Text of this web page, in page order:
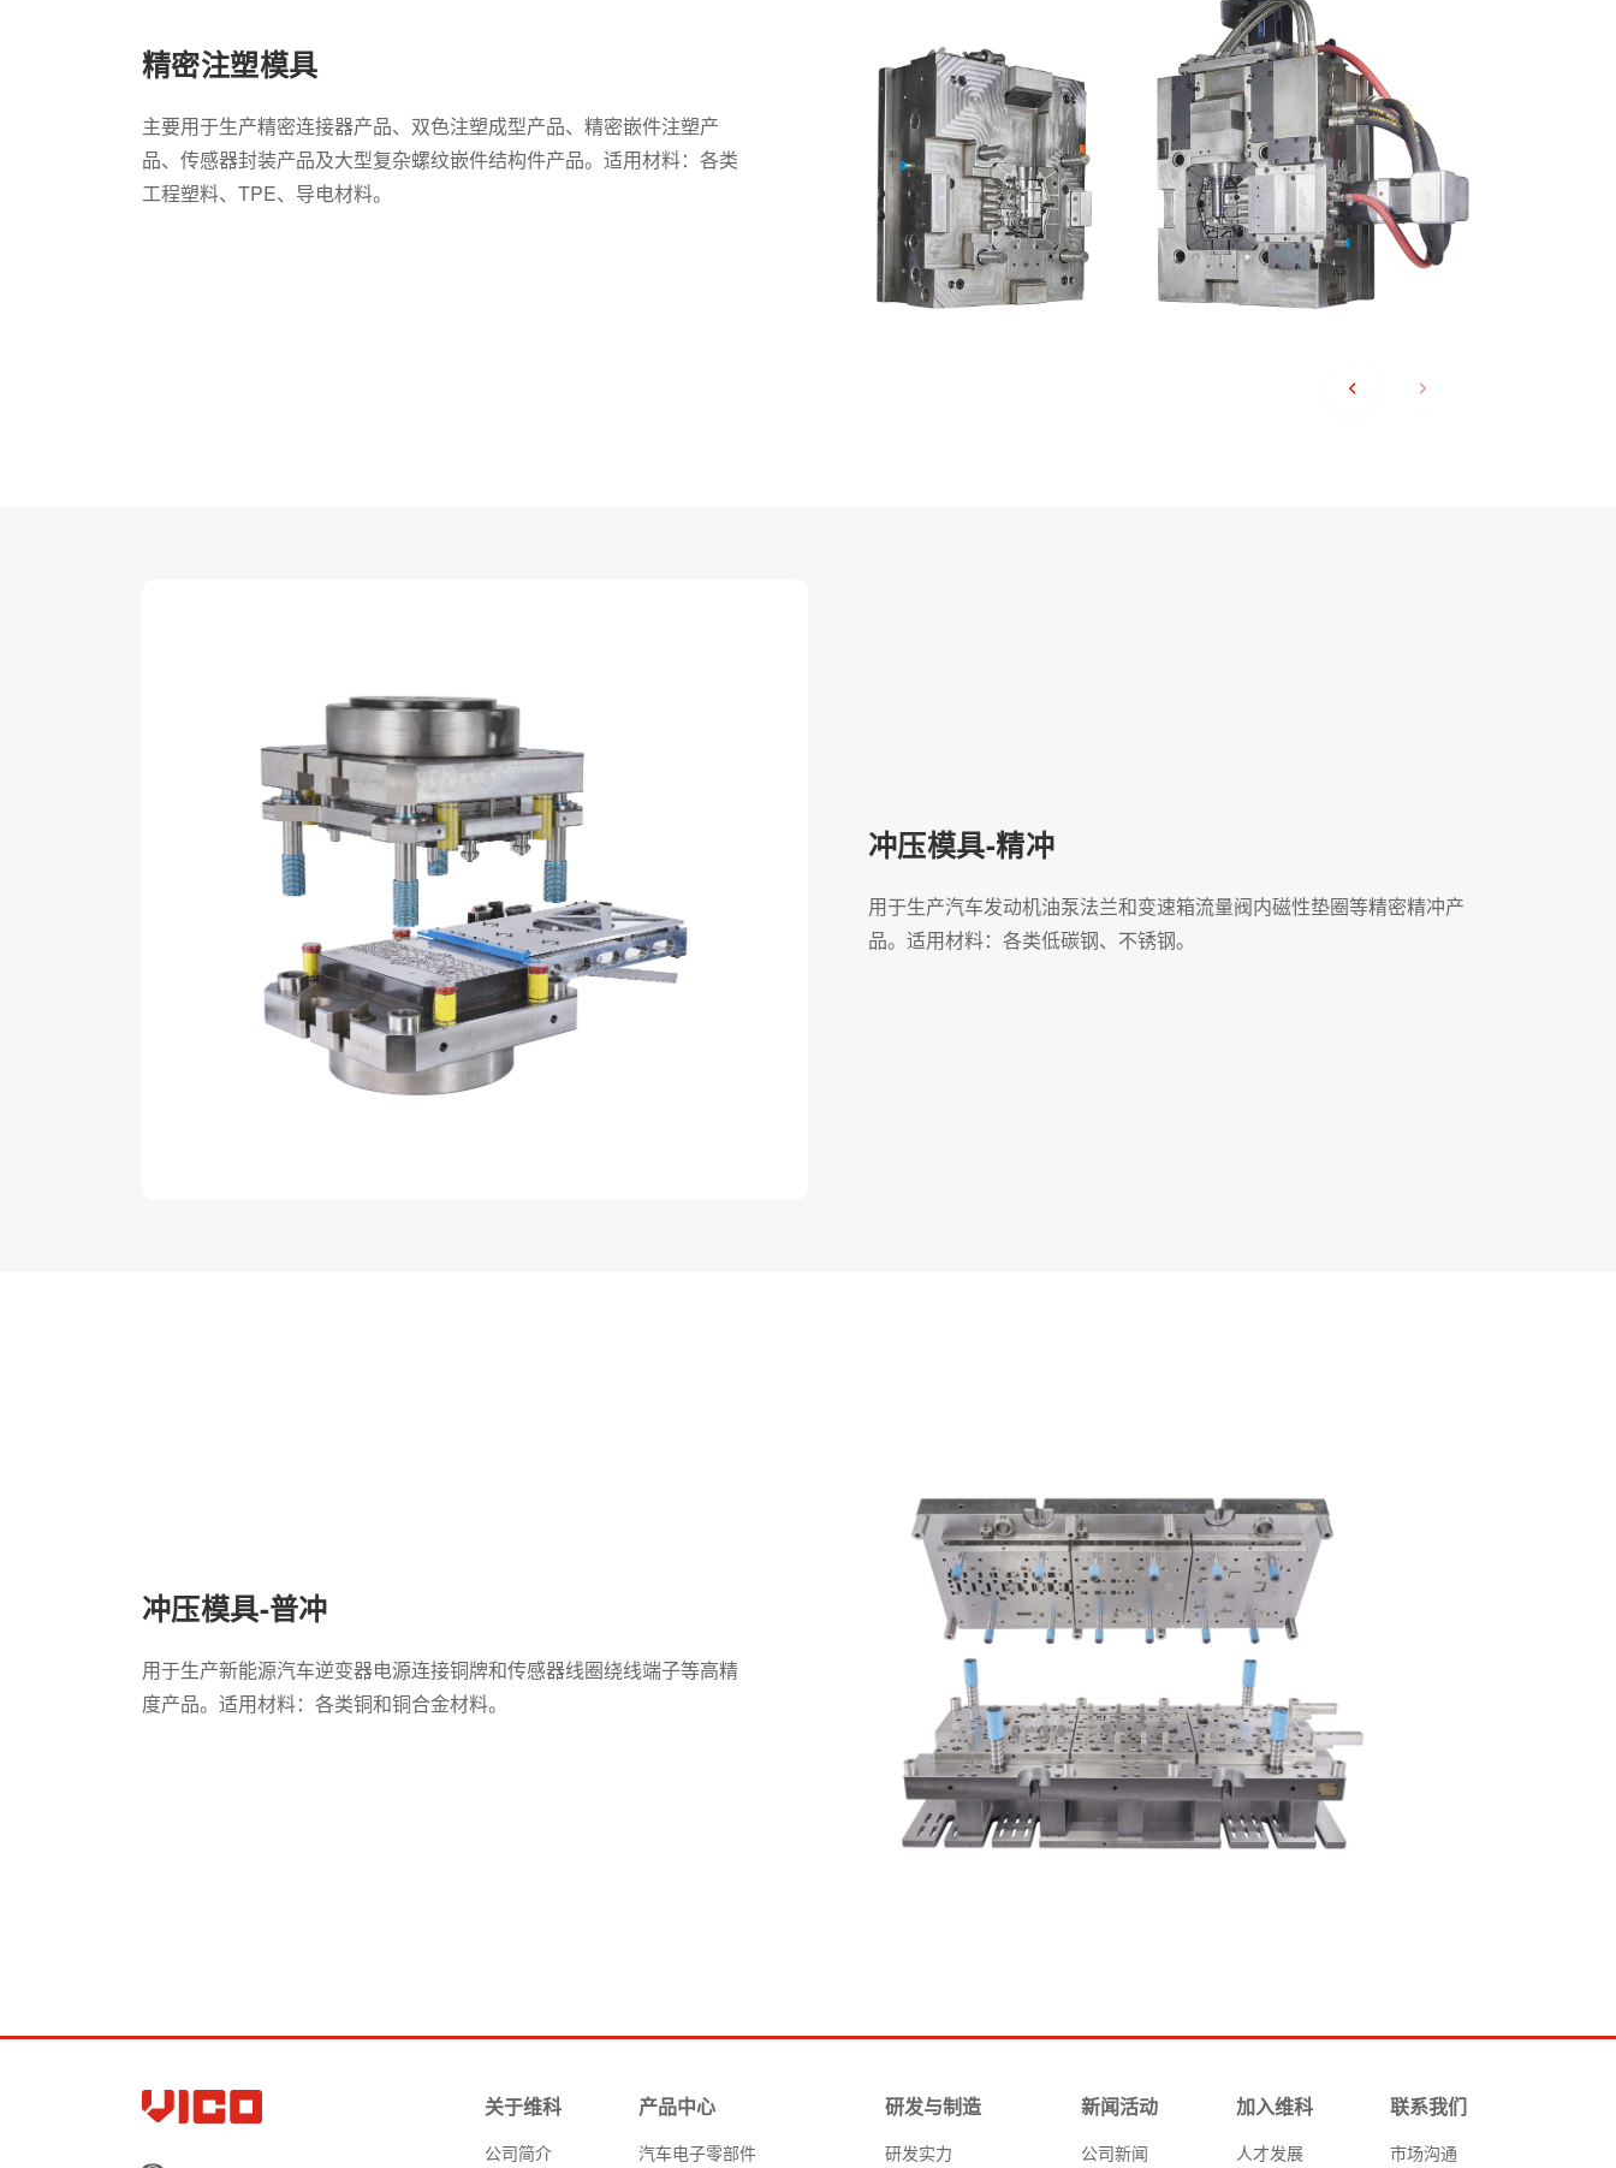
精密注塑模具
主要用于生产精密连接器产品、双色注塑成型产品、精密嵌件注塑产
品、传感器封装产品及大型复杂螺纹嵌件结构件产品。适用材料：各类
工程塑料、TPE、导电材料。
冲压模具-精冲
用于生产汽车发动机油泵法兰和变速箱流量阀内磁性垫圈等精密精冲产
品。适用材料：各类低碳钢、不锈钢。
冲压模具-普冲
用于生产新能源汽车逆变器电源连接铜牌和传感器线圈绕线端子等高精
度产品。适用材料：各类铜和铜合金材料。
关于维科
公司简介
产品中心
汽车电子零部件
研发与制造
研发实力
新闻活动
公司新闻
加入维科
人才发展
联系我们
市场沟通